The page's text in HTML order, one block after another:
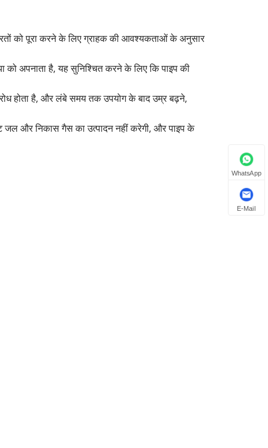
को पूरा करने के लिए ग्राहक की आवश्यकताओं के अनुसार
को अपनाता है, यह सुनिश्चित करने के लिए कि पाइप की
होता है, और लंबे समय तक उपयोग के बाद उम्र बढ़ने,
जल और निकास गैस का उत्पादन नहीं करेगी, और पाइप के
WhatsApp
E-Mail